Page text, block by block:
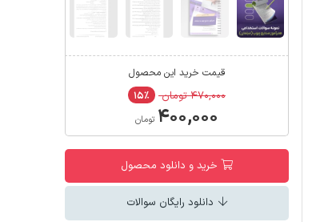
قیمت خرید این محصول
۴۷۰,۰۰۰ تومان ۱۵٪
۴۰۰,۰۰۰ تومان
خرید و دانلود محصول
دانلود رایگان سوالات